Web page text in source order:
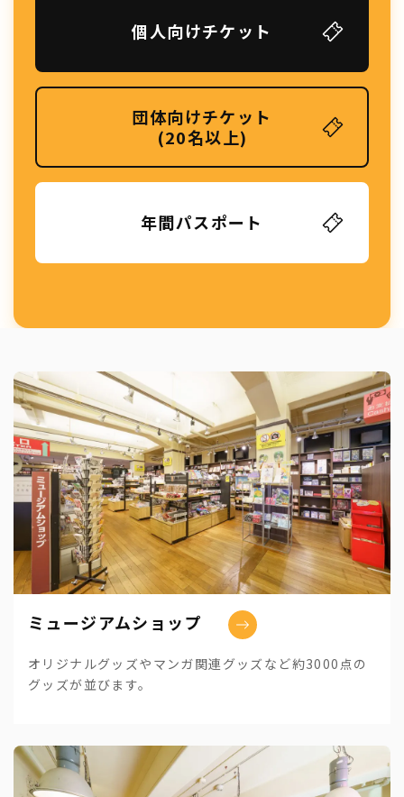
個人向けチケット
団体向けチケット
(20名以上)
年間パスポート
ミュージアムショップ
オリジナルグッズやマンガ関連グッズなど約3000点の
グッズが並びます。